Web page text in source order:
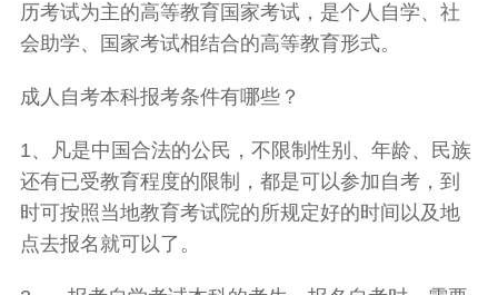
历考试为主的高等教育国家考试，是个人自学、社
会助学、国家考试相结合的高等教育形式。
成人自考本科报考条件有哪些？
1、凡是中国合法的公民，不限制性别、年龄、民族
还有已受教育程度的限制，都是可以参加自考，到
时可按照当地教育考试院的所规定好的时间以及地
点去报名就可以了。